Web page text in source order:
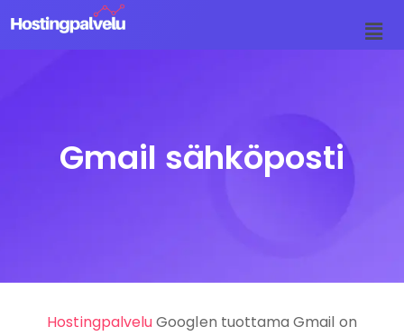
Gmail sähköposti
HostingpalveluGooglen tuottama Gmail on